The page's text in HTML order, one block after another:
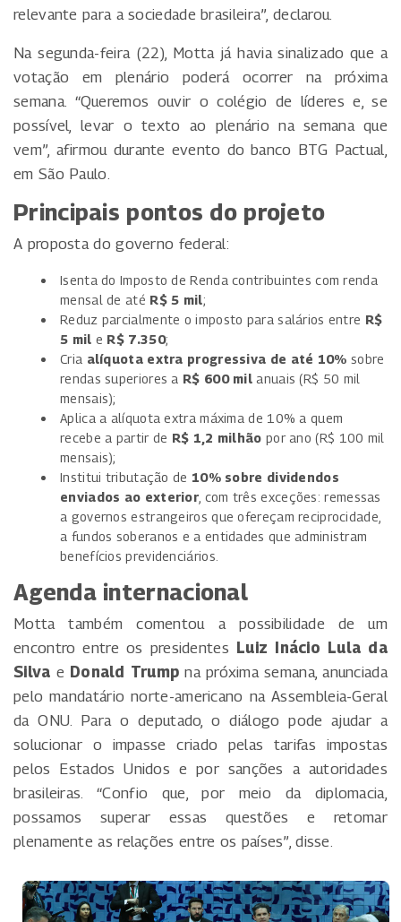
relevante para a sociedade brasileira”, declarou.
Na segunda-feira (22), Motta já havia sinalizado que a
votação em plenário poderá ocorrer na próxima
semana. “Queremos ouvir o colégio de líderes e, se
possível, levar o texto ao plenário na semana que
vem”, afirmou durante evento do banco BTG Pactual,
em São Paulo.
Principais pontos do projeto
A proposta do governo federal:
Isenta do Imposto de Renda contribuintes com renda
mensal de até R$ 5 mil;
Reduz parcialmente o imposto para salários entre R$
5 mil e R$ 7.350;
Cria alíquota extra progressiva de até 10% sobre
rendas superiores a R$ 600 mil anuais (R$ 50 mil
mensais);
Aplica a alíquota extra máxima de 10% a quem
recebe a partir de R$ 1,2 milhão por ano (R$ 100 mil
mensais);
Institui tributação de 10% sobre dividendos
enviados ao exterior, com três exceções: remessas
a governos estrangeiros que ofereçam reciprocidade,
a fundos soberanos e a entidades que administram
benefícios previdenciários.
Agenda internacional
Motta também comentou a possibilidade de um
encontro entre os presidentes Luiz Inácio Lula da
Silva e Donald Trump na próxima semana, anunciada
pelo mandatário norte-americano na Assembleia-Geral
da ONU. Para o deputado, o diálogo pode ajudar a
solucionar o impasse criado pelas tarifas impostas
pelos Estados Unidos e por sanções a autoridades
brasileiras. “Confio que, por meio da diplomacia,
possamos superar essas questões e retomar
plenamente as relações entre os países”, disse.